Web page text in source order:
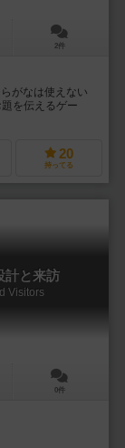
2件
がなは使えない
を伝えるゲー
20
持ってる
計と来訪
Visitors
0件